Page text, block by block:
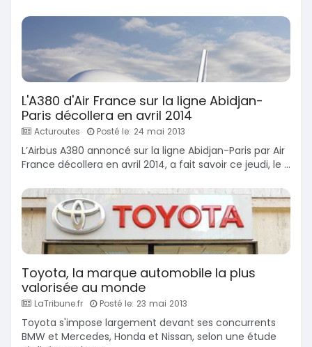
L'A380 d'Air France sur la ligne Abidjan-
Paris décollera en avril 2014
Acturoutes Posté le: 24 mai 2013
L’Airbus A380 annoncé sur la ligne Abidjan-Paris par Air
France décollera en avril 2014, a fait savoir ce jeudi, le ...
Toyota, la marque automobile la plus
valorisée au monde
LaTribune.fr Posté le: 23 mai 2013
Toyota s'impose largement devant ses concurrents
BMW et Mercedes, Honda et Nissan, selon une étude